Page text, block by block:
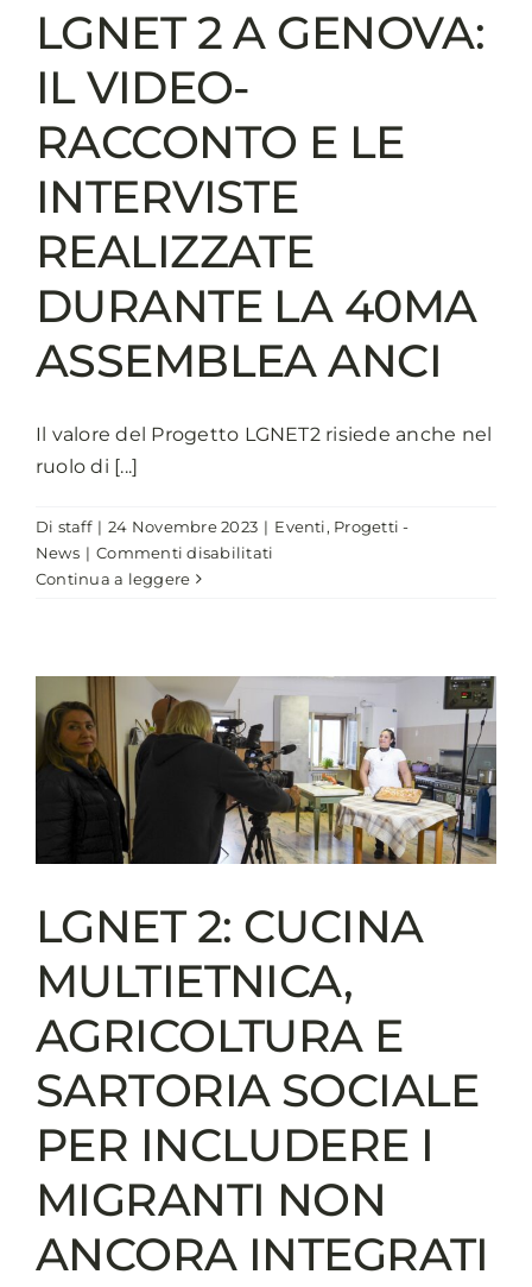
CORSI
DI
LGNET 2 A GENOVA:
IL VIDEO-
RACCONTO E LE
INTERVISTE
REALIZZATE
DURANTE LA 40MA
ASSEMBLEA ANCI
Il valore del Progetto LGNET2 risiede anche nel
ruolo di [...]
Di staff | 24 Novembre 2023 | Eventi, Progetti -
News | Commenti disabilitati
IL
VIDEO-
RACCONTO
E
LE
INTERVISTE
REALIZZATE
DURANTE
40MA
ASSEMBLEA
ANCI
Continua a leggere
LGNET 2: CUCINA
MULTIETNICA,
AGRICOLTURA E
SARTORIA SOCIALE
PER INCLUDERE I
MIGRANTI NON
ANCORA INTEGRATI